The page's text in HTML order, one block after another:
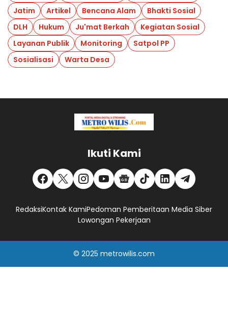
Jatim
Artikel Bencana Alam
Bhakti Sosial
DLH
Hukum Ju'mat Berkah
Kegiatan Sosial
Layanan Publik
Monitoring
Satpol PP
Sosialisasi
Warta Desa
Ikuti Kami
RedaksiKontak KamiPedoman Pemberitaan Media Siber
Lowongan Pekerjaan
© 2025 metrowilis.com